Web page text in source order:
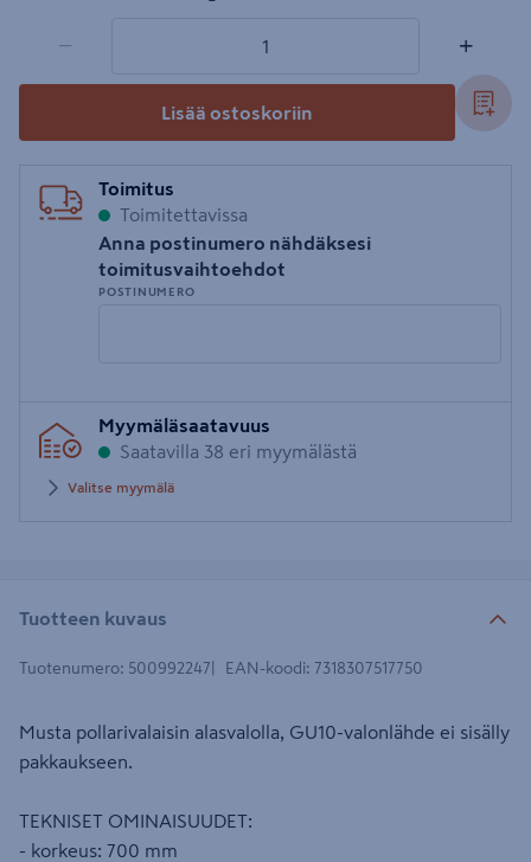
− +
Lisää ostoskoriin
Toimitus
Toimitettavissa
Anna postinumero nähdäksesi
toimitusvaihtoehdot
POSTINUMERO
postinumero
Myymäläsaatavuus
Saatavilla 38 eri myymälästä
Valitse myymälä
Tuotteen kuvaus
Tuotenumero: 500992247 EAN-koodi: 7318307517750
Musta pollarivalaisin alasvalolla, GU10-valonlähde ei sisälly
pakkaukseen.
TEKNISET OMINAISUUDET:
- korkeus: 700 mm